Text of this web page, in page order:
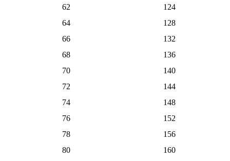
62
124
64
128
66
132
68
136
70
140
72
144
74
148
76
152
78
156
80
160